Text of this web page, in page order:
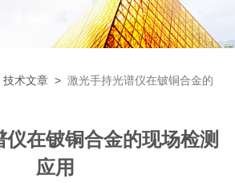
技术文章 >激光手持光谱仪在铍铜合金的
在铍铜合金的现场检测
应用